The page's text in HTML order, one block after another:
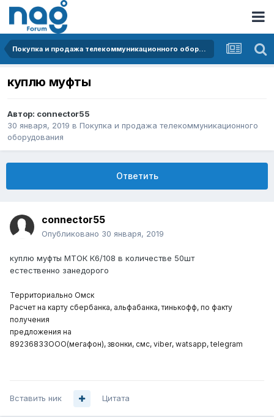
Покупка и продажа телекоммуникационного оборудования
куплю муфты
Автор: connector55
30 января, 2019 в Покупка и продажа телекоммуникационного
оборудования
Ответить
connector55
Опубликовано 30 января, 2019
куплю муфты МТОК К6/108 в количестве 50шт
естественно занедорого
Территориально Омск
Расчет на карту сбербанка, альфабанка, тинькофф, по факту
получения
предложения на
892З68ЗЗООО(мегафон), звонки, смс, viber, watsapp,telegram
Вставить ник Цитата